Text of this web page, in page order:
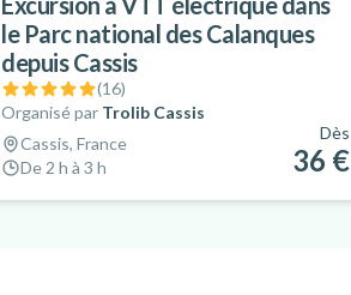
le Parc national des Calanques
depuis Cassis
(16)
Organisé par Trolib Cassis
Cassis, France
De 2 h à 3 h
Dès
36 €